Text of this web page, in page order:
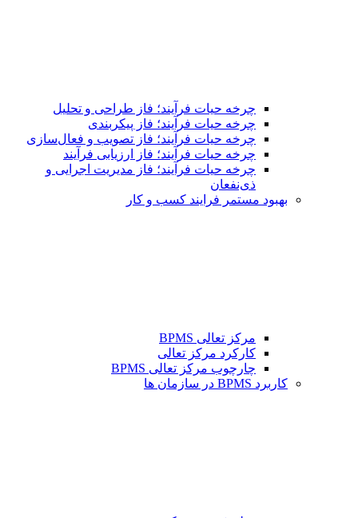
چرخه حیات فرآیند؛ فاز طراحی و تحلیل
چرخه حیات فرآیند؛ فاز پیکربندی
چرخه حیات فرآیند؛ فاز تصویب و فعال‌سازی
چرخه حیات فرآیند؛ فاز ارزیابی فرآیند
چرخه حیات فرآیند؛ فاز مدیریت اجرایی و
ذی‌نفعان
بهبود مستمر فرایند کسب و کار
مرکز تعالی BPMS
کارکرد مرکز تعالی
چارچوب مرکز تعالی BPMS
کاربرد BPMS در سازمان ها